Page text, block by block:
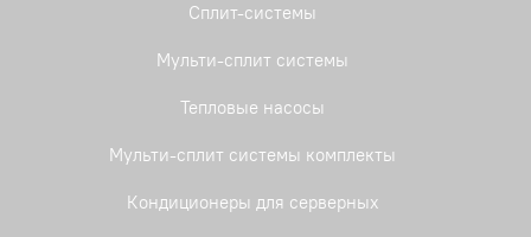
Сплит-системы
Мульти-сплит системы
Тепловые насосы
Мульти-сплит системы комплекты
Кондиционеры для серверных